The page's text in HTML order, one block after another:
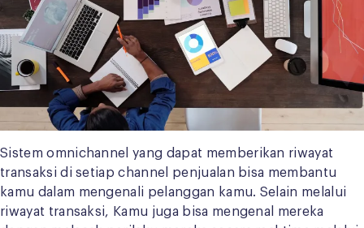
Sistem omnichannel yang dapat memberikan riwayat
transaksi di setiap channel penjualan bisa membantu
kamu dalam mengenali pelanggan kamu. Selain melalui
riwayat transaksi, Kamu juga bisa mengenal mereka